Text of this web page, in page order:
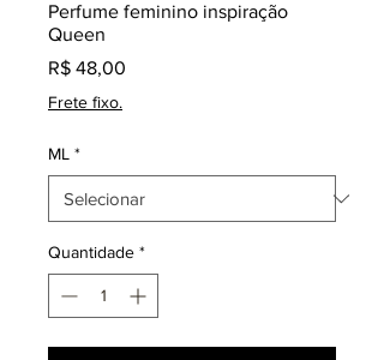
Perfume feminino inspiração
Queen
R$ 48,00
Frete fixo.
ML *
Quantidade *